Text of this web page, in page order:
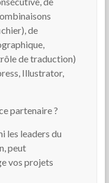
de
de traduction)
Illustrator,
partenaire ?
les leaders du
peut
vos projets